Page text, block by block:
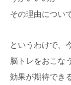
その理由につい
というわけで、
脳トレをおこな
効果が期待でき